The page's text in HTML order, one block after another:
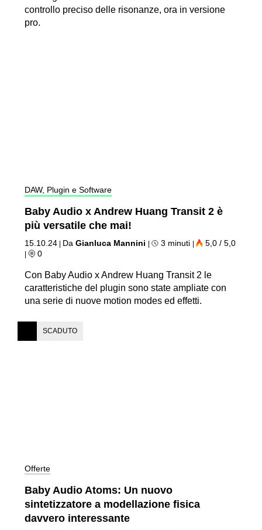
controllo preciso delle risonanze, ora in versione
pro.
DAW, Plugin e Software
Baby Audio x Andrew Huang Transit 2 è
più versatile che mai!
15.10.24 DaGianluca Mannini | 3 minuti | 5,0 / 5,0
| 0
Con Baby Audio x Andrew Huang Transit 2 le
caratteristiche del plugin sono state ampliate con
una serie di nuove motion modes ed effetti.
SCADUTO
Offerte
Baby Audio Atoms: Un nuovo
sintetizzatore a modellazione fisica
davvero interessante